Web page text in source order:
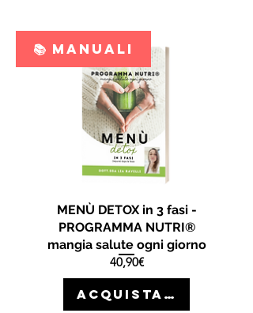
📚 MANUALI
MENÙ DETOX in 3 fasi -
PROGRAMMA NUTRI®
mangia salute ogni giorno
40,90€Prezzo
ACQUISTA >>